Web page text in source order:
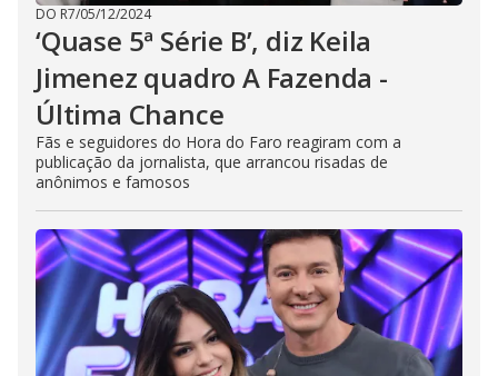
DO R7/05/12/2024
‘Quase 5ª Série B’, diz Keila
Jimenez quadro A Fazenda -
Última Chance
Fãs e seguidores do Hora do Faro reagiram com a
publicação da jornalista, que arrancou risadas de
anônimos e famosos